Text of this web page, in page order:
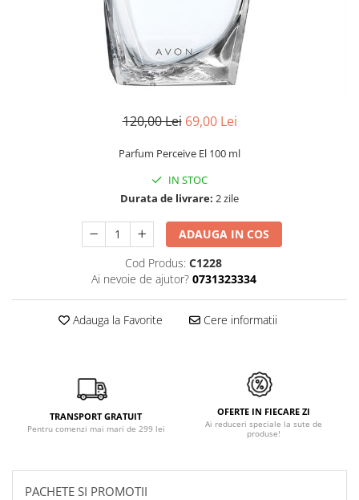
120,00 Lei 69,00 Lei
Parfum Perceive El 100 ml
IN STOC
Durata de livrare: 2 zile
ADAUGA IN COS
Cod Produs: C1228
Ai nevoie de ajutor? 0731323334
Adauga la Favorite Cere informatii
TRANSPORT GRATUIT
Pentru comenzi mai mari de 299 lei
OFERTE IN FIECARE ZI
Ai reduceri speciale la sute de
produse!
PACHETE SI PROMOTII